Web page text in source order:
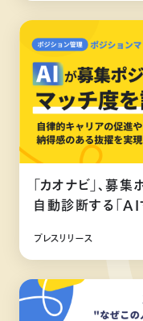
「カオナビ」、募
自動診断する「
プレスリリース